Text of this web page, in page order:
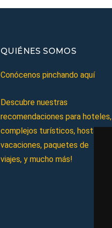
QUIÉNES SOMOS
Conócenos pinchando aquí
Descubre nuestras
recomendaciones para hoteles,
complejos turísticos, hostales,
vacaciones, paquetes de
viajes, y mucho más!